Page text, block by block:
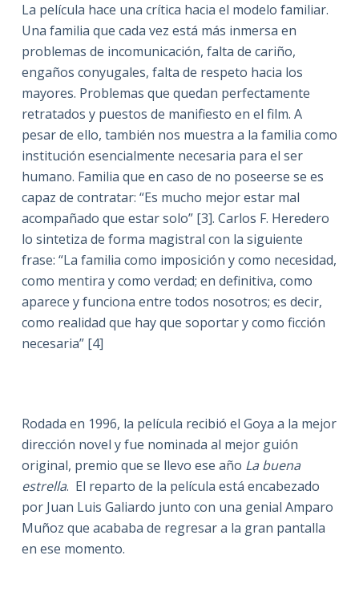
La película hace una crítica hacia el modelo familiar.
Una familia que cada vez está más inmersa en
problemas de incomunicación, falta de cariño,
engaños conyugales, falta de respeto hacia los
mayores. Problemas que quedan perfectamente
retratados y puestos de manifiesto en el film. A
pesar de ello, también nos muestra a la familia como
institución esencialmente necesaria para el ser
humano. Familia que en caso de no poseerse se es
capaz de contratar: “Es mucho mejor estar mal
acompañado que estar solo” [3]. Carlos F. Heredero
lo sintetiza de forma magistral con la siguiente
frase: “La familia como imposición y como necesidad,
como mentira y como verdad; en definitiva, como
aparece y funciona entre todos nosotros; es decir,
como realidad que hay que soportar y como ficción
necesaria” [4]
Rodada en 1996, la película recibió el Goya a la mejor
dirección novel y fue nominada al mejor guión
original, premio que se llevo ese año La buena
estrella. El reparto de la película está encabezado
por Juan Luis Galiardo junto con una genial Amparo
Muñoz que acababa de regresar a la gran pantalla
en ese momento.